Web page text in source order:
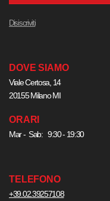
Disiscriviti
DOVE SIAMO
Viale Certosa, 14
20155 Milano MI
ORARI
Mar - Sab: 9:30 - 19:30
TELEFONO
+39.02.39257108